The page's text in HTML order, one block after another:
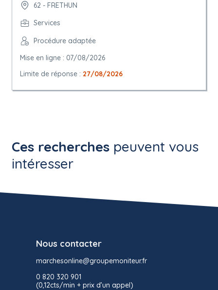
62 - FRETHUN
Services
Procédure adaptée
Mise en ligne : 07/08/2026
Limite de réponse : 27/08/2026
Ces recherches peuvent vous
intéresser
Nous contacter
marchesonline@groupemoniteur.fr
0 820 320 901
(0,12cts/min + prix d’un appel)